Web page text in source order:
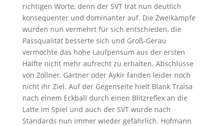
richtigen Worte, denn der SVT trat nun deutlich
konsequenter und dominanter auf. Die Zweikämpfe
wurden nun vermehrt für sich entschieden, die
Passqualität besserte sich und Groß-Gerau
vermochte das hohe Laufpensum aus der ersten
Hälfte nicht mehr aufrecht zu erhalten. Abschlüsse
von Zöllner, Gärtner oder Aykir fanden leider noch
nicht ihr Ziel. Auf der Gegenseite hielt Blank Traisa
nach einem Eckball durch einen Blitzreflex an die
Latte im Spiel und auch der SVT wurde nach
Standards nun immer wieder gefährlich. Hofmann